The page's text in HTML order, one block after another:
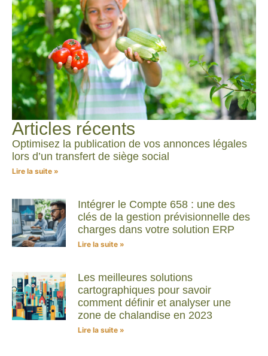
Articles récents
Optimisez la publication de vos annonces légales
lors d’un transfert de siège social
Lire la suite »
Intégrer le Compte 658 : une des
clés de la gestion prévisionnelle des
charges dans votre solution ERP
Lire la suite »
Les meilleures solutions
cartographiques pour savoir
comment définir et analyser une
zone de chalandise en 2023
Lire la suite »